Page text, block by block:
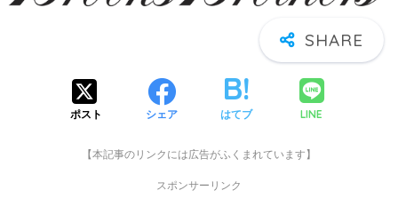
ポスト シェア はてブ LINE
【本記事のリンクには広告がふくまれています】
スポンサーリンク